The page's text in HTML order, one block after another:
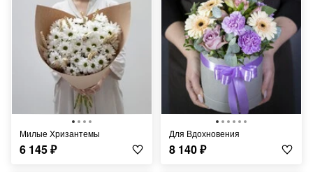
Милые Хризантемы
6 145₽
Для Вдохновения
8 140₽